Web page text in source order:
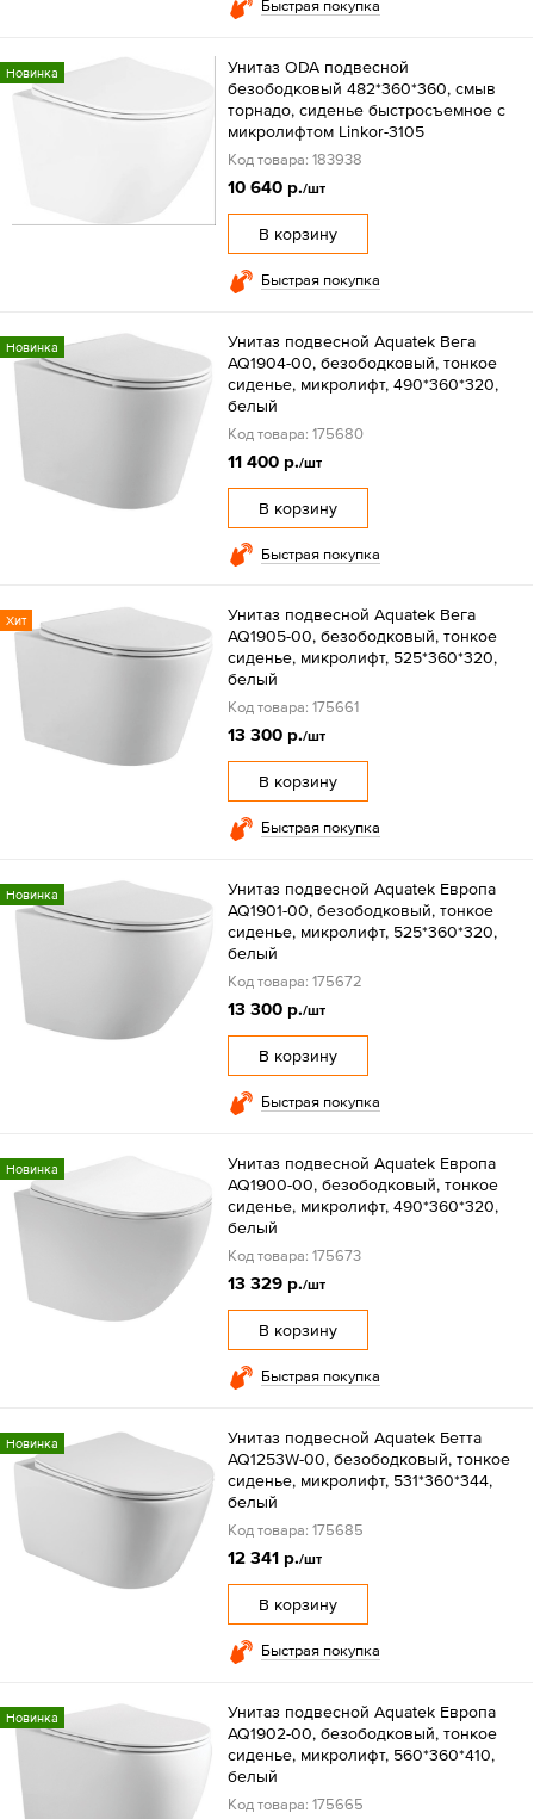
Быстрая покупка
Новинка
Унитаз ODA подвесной
безободковый 482*360*360, смыв
торнадо, сиденье быстросъемное с
микролифтом Linkor-3105
Код товара: 183938
10 640 р./шт
В корзину
Быстрая покупка
Новинка
Унитаз подвесной Aquatek Вега
AQ1904-00, безободковый, тонкое
сиденье, микролифт, 490*360*320,
белый
Код товара: 175680
11 400 р./шт
В корзину
Быстрая покупка
Хит
Унитаз подвесной Aquatek Вега
AQ1905-00, безободковый, тонкое
сиденье, микролифт, 525*360*320,
белый
Код товара: 175661
13 300 р./шт
В корзину
Быстрая покупка
Новинка
Унитаз подвесной Aquatek Европа
AQ1901-00, безободковый, тонкое
сиденье, микролифт, 525*360*320,
белый
Код товара: 175672
13 300 р./шт
В корзину
Быстрая покупка
Новинка
Унитаз подвесной Aquatek Европа
AQ1900-00, безободковый, тонкое
сиденье, микролифт, 490*360*320,
белый
Код товара: 175673
13 329 р./шт
В корзину
Быстрая покупка
Новинка
Унитаз подвесной Aquatek Бетта
AQ1253W-00, безободковый, тонкое
сиденье, микролифт, 531*360*344,
белый
Код товара: 175685
12 341 р./шт
В корзину
Быстрая покупка
Новинка
Унитаз подвесной Aquatek Европа
AQ1902-00, безободковый, тонкое
сиденье, микролифт, 560*360*410,
белый
Код товара: 175665